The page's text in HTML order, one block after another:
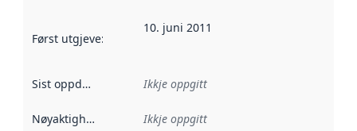
Først utgjeve: Denne datoen seier når dataa i dette
10. juni 2011
Sist oppdatert Ikkje oppgitt
Nøyaktigheit Ikkje oppgitt